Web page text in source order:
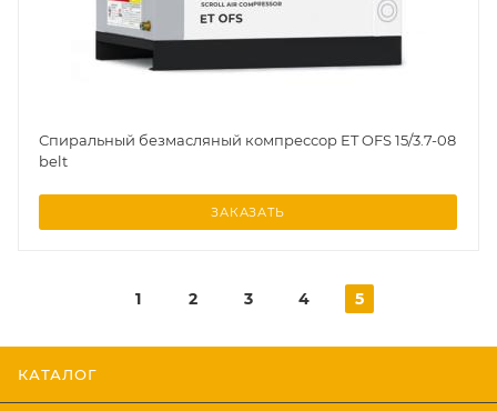
Спиральный безмасляный компрессор ET OFS 15/3.7-08
belt
ЗАКАЗАТЬ
1 2 3 4 5
КАТАЛОГ